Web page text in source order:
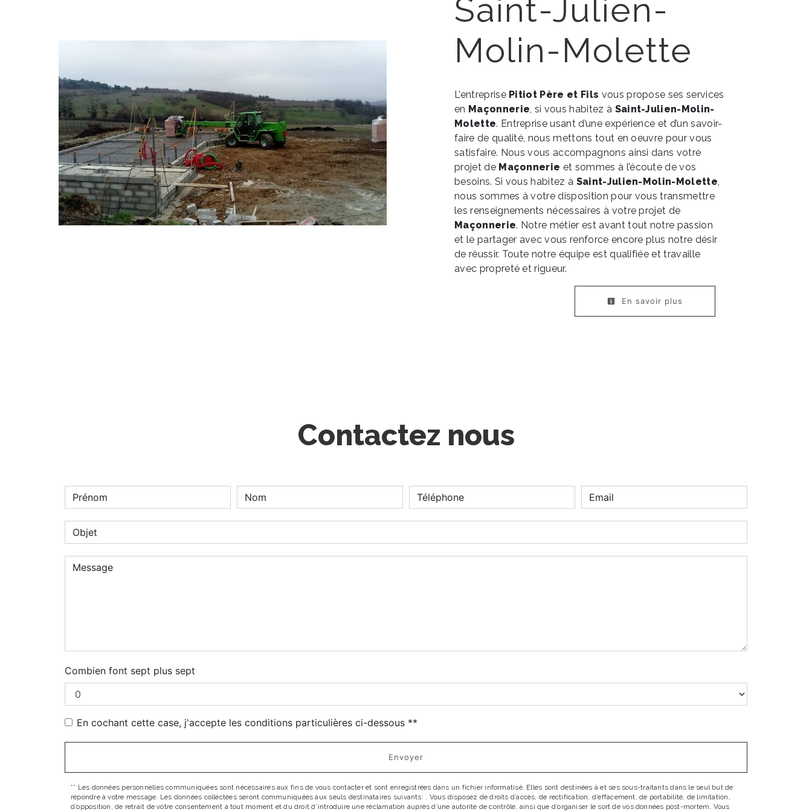
Saint-Julien-
Molin-Molette
L’entreprise Pitiot Père et Fils vous propose ses services
en Maçonnerie, si vous habitez à Saint-Julien-Molin-
Molette. Entreprise usant d’une expérience et d’un savoir-
faire de qualité, nous mettons tout en oeuvre pour vous
satisfaire. Nous vous accompagnons ainsi dans votre
projet de Maçonnerie et sommes à l’écoute de vos
besoins. Si vous habitez à Saint-Julien-Molin-Molette,
nous sommes à votre disposition pour vous transmettre
les renseignements nécessaires à votre projet de
Maçonnerie. Notre métier est avant tout notre passion
et le partager avec vous renforce encore plus notre désir
de réussir. Toute notre équipe est qualifiée et travaille
avec propreté et rigueur.
En savoir plus
Contactez nous
Combien font sept plus sept
En cochant cette case, j'accepte les conditions particulières ci-dessous **
Envoyer
** Les données personnelles communiquées sont nécessaires aux fins de vous contacter et sont enregistrées dans un fichier informatisé. Elles sont destinées à et ses sous-traitants dans le seul but de
répondre à votre message. Les données collectées seront communiquées aux seuls destinataires suivants: . Vous disposez de droits d’accès, de rectification, d’effacement, de portabilité, de limitation,
d’opposition, de retrait de votre consentement à tout moment et du droit d’introduire une réclamation auprès d’une autorité de contrôle, ainsi que d’organiser le sort de vos données post-mortem. Vous